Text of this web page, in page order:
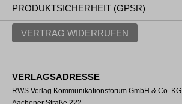
PRODUKTSICHERHEIT (GPSR)
VERTRAG WIDERRUFEN
VERLAGSADRESSE
RWS Verlag Kommunikationsforum GmbH & Co. KG